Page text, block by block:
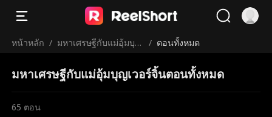
หน้าหลัก / มหาเศรษฐีกับแม่อุ้มบุญ
/ ตอนทั้งหมด
มหาเศรษฐีกับแม่อุ้มบุญเวอร์จิ้นตอนทั้งหมด
65 ตอน